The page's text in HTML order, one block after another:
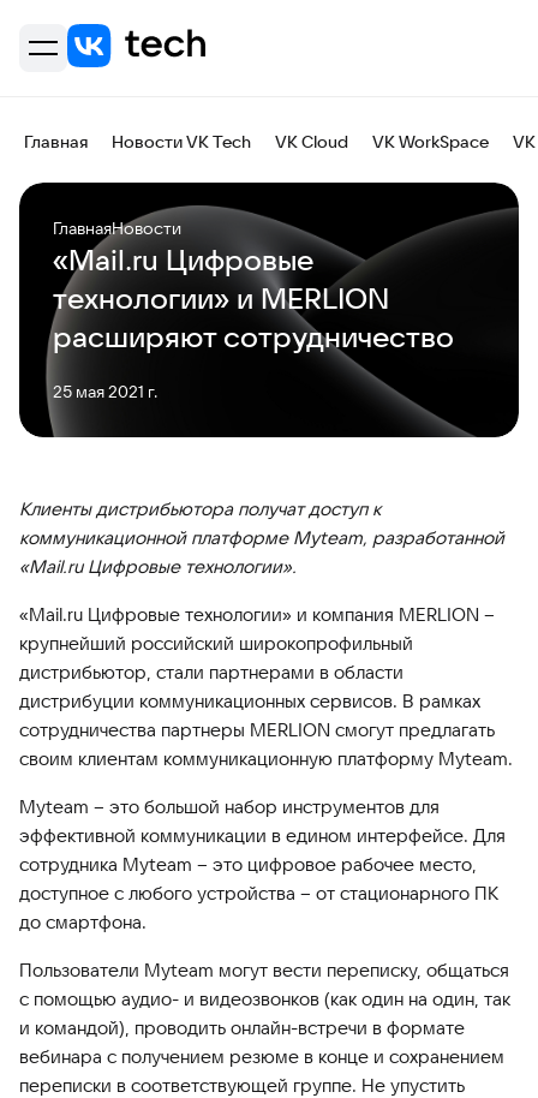
Главная Новости VK Tech VK Cloud VK WorkSpace VK
ГлавнаяНовости
«Mail.ru Цифровые
технологии» и MERLION
расширяют сотрудничество
25 мая 2021 г.
Клиенты дистрибьютора получат доступ к
коммуникационной платформе Myteam, разработанной
«Mail.ru Цифровые технологии».
«Mail.ru Цифровые технологии» и компания MERLION --
крупнейший российский широкопрофильный
дистрибьютор, стали партнерами в области
дистрибуции коммуникационных сервисов. В рамках
сотрудничества партнеры MERLION смогут предлагать
своим клиентам коммуникационную платформу Myteam.
Myteam – это большой набор инструментов для
эффективной коммуникации в едином интерфейсе. Для
сотрудника Myteam – это цифровое рабочее место,
доступное с любого устройства – от стационарного ПК
до смартфона.
Пользователи Myteam могут вести переписку, общаться
с помощью аудио- и видеозвонков (как один на один, так
и командой), проводить онлайн-встречи в формате
вебинара с получением резюме в конце и сохранением
переписки в соответствующей группе. Не упустить